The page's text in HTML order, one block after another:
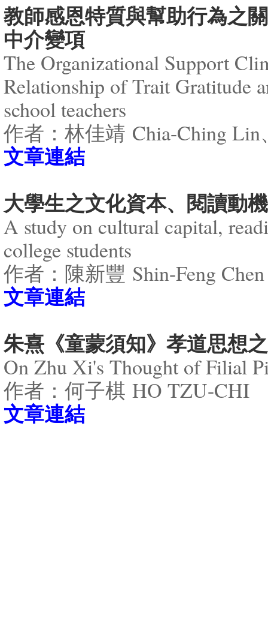
教師感恩特質與幫助行為之
中介變項
The Organizational Support
Relationship of Trait Gratitude
school teachers
作者：林佳靖 Chia-Ching Lin
​文章連結
大學生之文化資本、閱讀動
A study on cultural capital,
college students
作者：陳新豐 Shin-Feng Chen
​文章連結
朱熹《童蒙須知》孝道思想
On Zhu Xi's Thought of Filial
作者：何子棋 HO TZU-CHI
​文章連結